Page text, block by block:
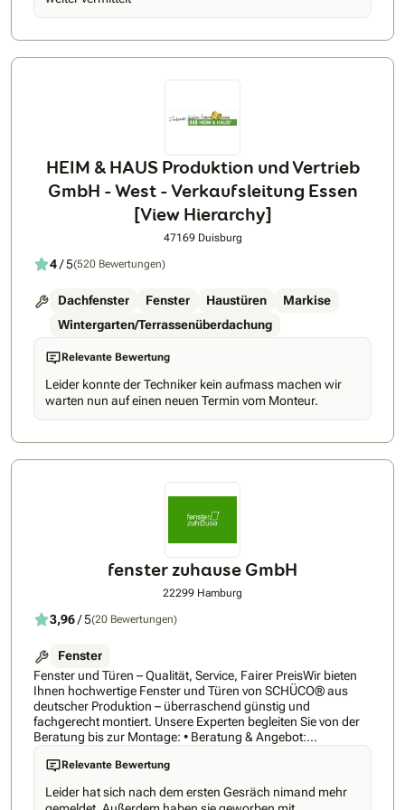
HEIM & HAUS Produktion und Vertrieb
GmbH - West - Verkaufsleitung Essen
[View Hierarchy]
47169 Duisburg
4/ 5(520 Bewertungen)
Dachfenster Fenster Haustüren
Markise
Wintergarten/Terrassenüberdachung
Relevante Bewertung
Leider konnte der Techniker kein aufmass machen wir
warten nun auf einen neuen Termin vom Monteur.
fenster zuhause GmbH
22299 Hamburg
3,96/ 5(20 Bewertungen)
Fenster
Fenster und Türen – Qualität, Service, Fairer PreisWir bieten
Ihnen hochwertige Fenster und Türen von SCHÜCO® aus
deutscher Produktion – überraschend günstig und
fachgerecht montiert. Unsere Experten begleiten Sie von der
Beratung bis zur Montage: • Beratung & Angebot:
Telefonische Beratung, Vor-Ort-Aufmaß durch Profis und ein
Angebot mit Festpreis-Garantie. • Fachgerechte Montage:
Durchführung durch geprüfte Fachhandwerker nach
höchsten Standards (RAL und ift Rosenheim). • Fördermittel-
Relevante Bewertung
Leider hat sich nach dem ersten Gesräch nimand mehr